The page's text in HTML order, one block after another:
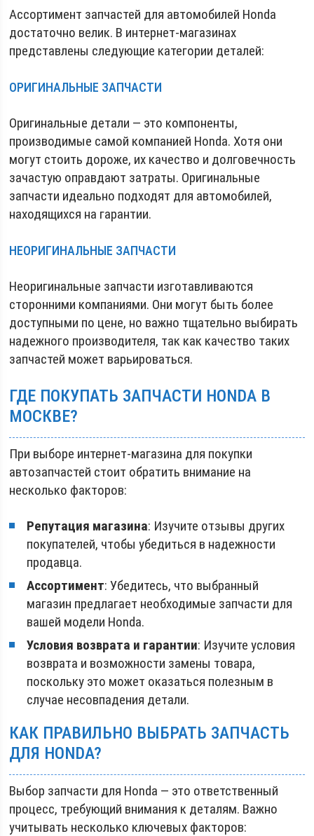
Ассортимент запчастей для автомобилей Honda
достаточно велик. В интернет-магазинах
представлены следующие категории деталей:
ОРИГИНАЛЬНЫЕ ЗАПЧАСТИ
Оригинальные детали — это компоненты,
производимые самой компанией Honda. Хотя они
могут стоить дороже, их качество и долговечность
зачастую оправдают затраты. Оригинальные
запчасти идеально подходят для автомобилей,
находящихся на гарантии.
НЕОРИГИНАЛЬНЫЕ ЗАПЧАСТИ
Неоригинальные запчасти изготавливаются
сторонними компаниями. Они могут быть более
доступными по цене, но важно тщательно выбирать
надежного производителя, так как качество таких
запчастей может варьироваться.
ГДЕ ПОКУПАТЬ ЗАПЧАСТИ HONDA В
МОСКВЕ?
При выборе интернет-магазина для покупки
автозапчастей стоит обратить внимание на
несколько факторов:
Репутация магазина: Изучите отзывы других
покупателей, чтобы убедиться в надежности
продавца.
Ассортимент: Убедитесь, что выбранный
магазин предлагает необходимые запчасти для
вашей модели Honda.
Условия возврата и гарантии: Изучите условия
возврата и возможности замены товара,
поскольку это может оказаться полезным в
случае несовпадения детали.
КАК ПРАВИЛЬНО ВЫБРАТЬ ЗАПЧАСТЬ
ДЛЯ HONDA?
Выбор запчасти для Honda — это ответственный
процесс, требующий внимания к деталям. Важно
учитывать несколько ключевых факторов: